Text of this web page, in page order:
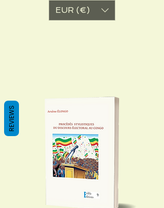
EUR (€)
REVIEWS